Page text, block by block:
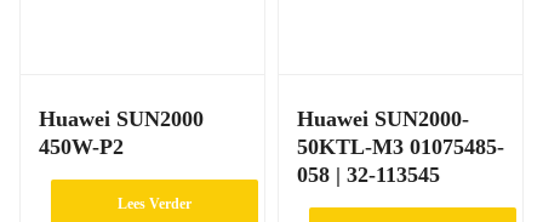
Huawei SUN2000
450W-P2
Lees Verder
Huawei SUN2000-
50KTL-M3 01075485-
058 | 32-113545